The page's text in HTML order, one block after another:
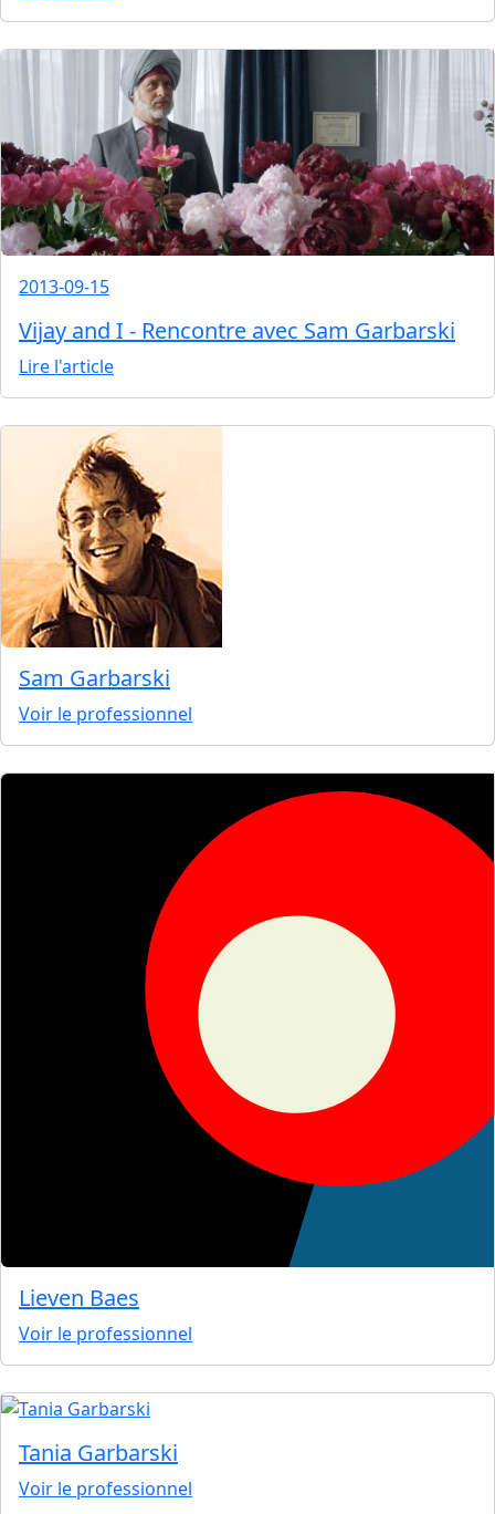
2013-09-15
Vijay and I - Rencontre avec Sam Garbarski
Lire l'article
Sam Garbarski
Voir le professionnel
Lieven Baes
Voir le professionnel
Tania Garbarski
Voir le professionnel